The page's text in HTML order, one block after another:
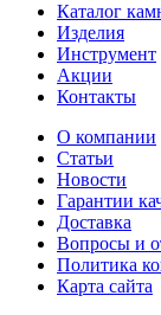
Каталог
Изделия
Инструмент
Акции
Контакты
О компании
Статьи
Новости
Гарантии
Доставка
Вопросы и
Политика
Карта сайта